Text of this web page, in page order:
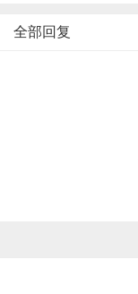
全部回复